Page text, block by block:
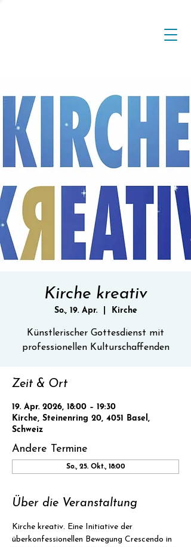
Kirche kreativ
So., 19. Apr.
  |
Kirche
Künstlerischer Gottesdienst mit
professionellen Kulturschaffenden
Zeit & Ort
19. Apr. 2026, 18:00 – 19:30
Kirche, Steinenring 20, 4051 Basel,
Schweiz
Andere Termine
So., 25. Okt., 18:00
Über die Veranstaltung
Kirche kreativ. Eine Initiative der
überkonfessionellen Bewegung Crescendo in